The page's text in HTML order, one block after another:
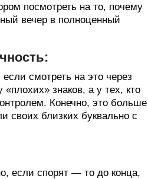
посмотреть на то, почему
вечер в полноценный
смотреть на это через
знаков, а у тех, кто
Конечно, это больше
своих близких буквально с
если спорят — то до конца,